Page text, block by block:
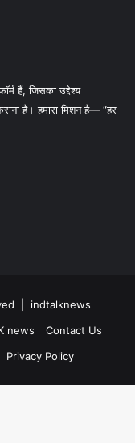
हैं, जिसका उद्देश्य
है। हमारा मिशन है— “हर
| indtalknews
news
Contact Us
Privacy Policy